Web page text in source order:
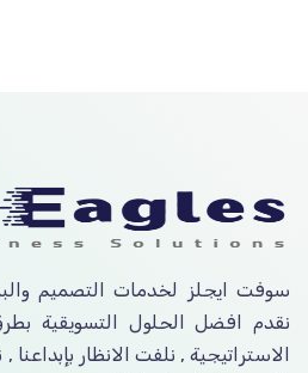
سوفت ايجلز لخدمات التصميم
نقدم افضل الحلول التسويقية
الاستراتيجية , نلفت الانظار